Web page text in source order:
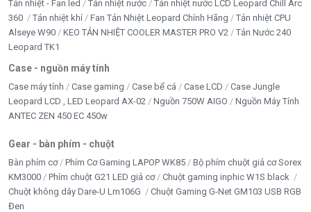
Tản nhiệt - Fan led Tản nhiệt nước
Tản nhiệt nước LCD Leopard Chill Arc
360
Tản nhiệt khí Fan Tản Nhiệt Leopard Chính Hãng
Tản nhiệt CPU
Alseye W90
KEO TẢN NHIỆT COOLER MASTER PRO V2
Tản Nước 240
Leopard TK1
Case - nguồn máy tính
Case máy tính Case gaming Case bể cá Case LCD
Case Jungle
Leopard LCD , LED Leopard AX-02
Nguồn 750W AIGO
Nguồn Máy Tính
ANTEC ZEN 450 EC 450w
Gear - bàn phím - chuột
Bàn phím cơ Phím Cơ Gaming LAPOP WK85
Bộ phím chuột giả cơ Sorex
KM3000
Phím chuột G21 LED giả cơ
Chuột gaming inphic W1S black
Chuột không dây Dare-U Lm106G
Chuột Gaming G-Net GM103 USB RGB
Đen